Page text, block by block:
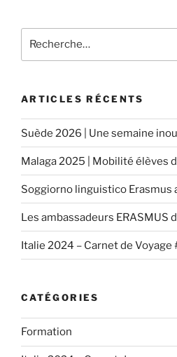
ARTICLES RÉCENTS
Suède 2026 | Une semaine
Malaga 2025 | Mobilité élèves
Soggiorno linguistico Erasmus
Les ambassadeurs ERASMUS
Italie 2024 – Carnet de Voyage
CATÉGORIES
Formation